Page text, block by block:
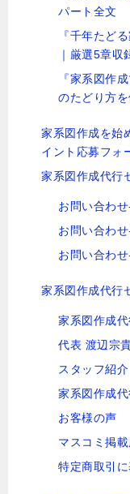
パート全文
『千年たど
｜厳選5章収
『家系図作
のたどり方
家系図作成を始
イント応募フォ
家系図作成代行
お問い合わ
お問い合わ
お問い合わ
家系図作成代行
家系図作成
代表 渡辺宗
スタッフ紹介
家系図作成
お客様の声
マスコミ掲
特定商取引